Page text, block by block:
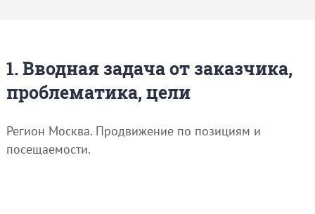
1. Вводная задача от заказчика,
проблематика, цели
Регион Москва. Продвижение по позициям и
посещаемости.